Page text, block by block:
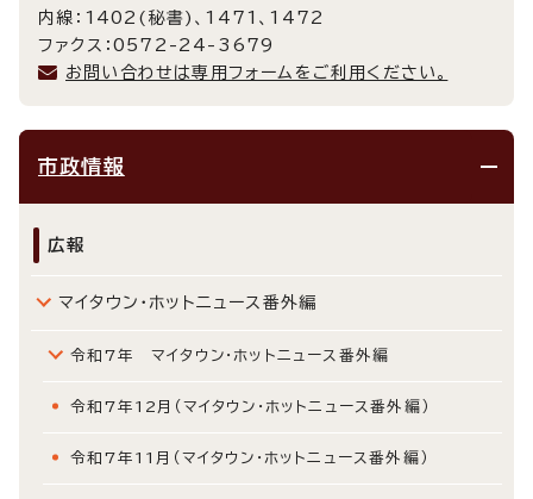
内線：1402(秘書)、1471、1472
ファクス：0572-24-3679
お問い合わせは専用フォームをご利用ください。
市政情報
広報
マイタウン・ホットニュース番外編
令和7年 マイタウン・ホットニュース番外編
令和7年12月（マイタウン・ホットニュース番外編）
令和7年11月（マイタウン・ホットニュース番外編）